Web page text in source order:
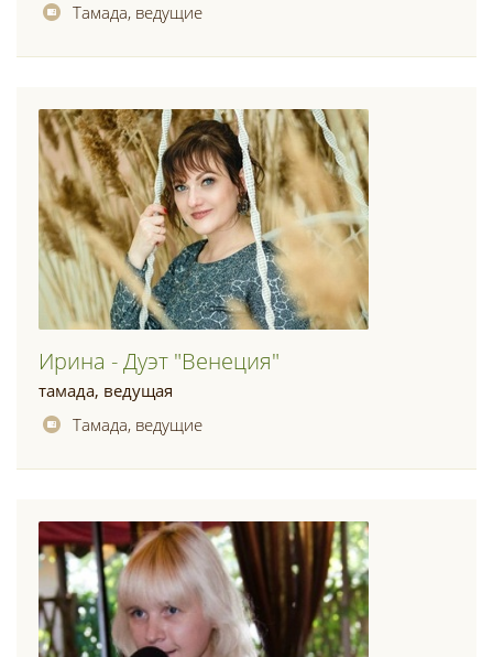
Тамада, ведущие
Ирина - Дуэт "венеция"
тамада, ведущая
Тамада, ведущие